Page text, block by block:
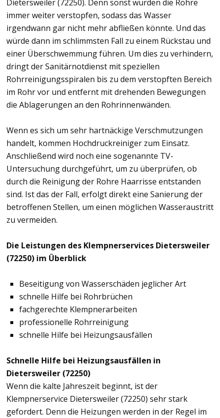
Dietersweiler (72250). Denn sonst würden die Rohre
immer weiter verstopfen, sodass das Wasser
irgendwann gar nicht mehr abfließen könnte. Und das
würde dann im schlimmsten Fall zu einem Rückstau und
einer Überschwemmung führen. Um dies zu verhindern,
dringt der Sanitärnotdienst mit speziellen
Rohrreinigungsspiralen bis zu dem verstopften Bereich
im Rohr vor und entfernt mit drehenden Bewegungen
die Ablagerungen an den Rohrinnenwänden.
Wenn es sich um sehr hartnäckige Verschmutzungen
handelt, kommen Hochdruckreiniger zum Einsatz.
Anschließend wird noch eine sogenannte TV-
Untersuchung durchgeführt, um zu überprüfen, ob
durch die Reinigung der Rohre Haarrisse entstanden
sind. Ist das der Fall, erfolgt direkt eine Sanierung der
betroffenen Stellen, um einen möglichen Wasseraustritt
zu vermeiden.
Die Leistungen des Klempnerservices Dietersweiler
(72250) im Überblick
Beseitigung von Wasserschäden jeglicher Art
schnelle Hilfe bei Rohrbrüchen
fachgerechte Klempnerarbeiten
professionelle Rohrreinigung
schnelle Hilfe bei Heizungsausfällen
Schnelle Hilfe bei Heizungsausfällen in
Dietersweiler (72250)
Wenn die kalte Jahreszeit beginnt, ist der
Klempnerservice Dietersweiler (72250) sehr stark
gefordert. Denn die Heizungen werden in der Regel im